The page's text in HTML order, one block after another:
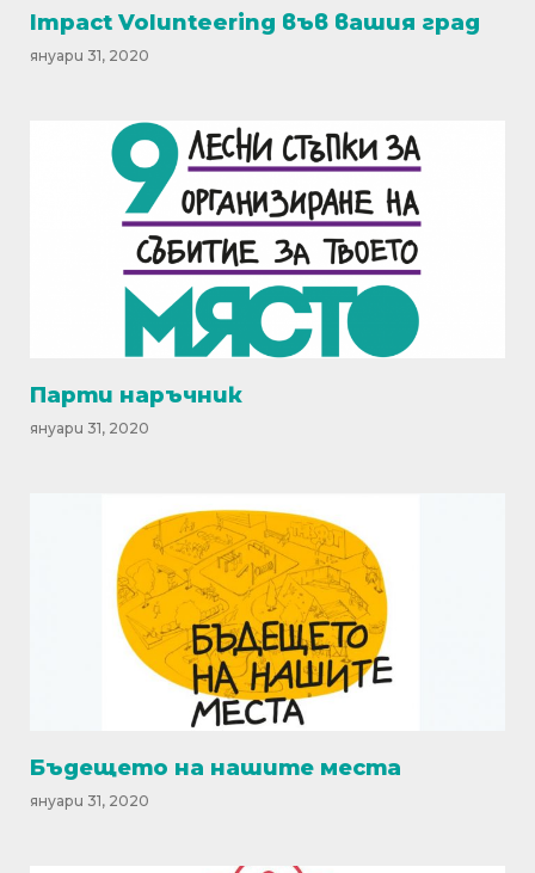
Impact Volunteering във вашия град
януари 31, 2020
Парти наръчник
януари 31, 2020
Бъдещето на нашите места
януари 31, 2020